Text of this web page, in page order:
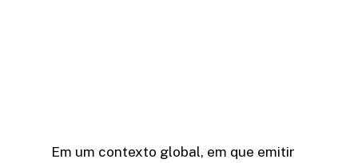
Em um contexto global, em que emitir